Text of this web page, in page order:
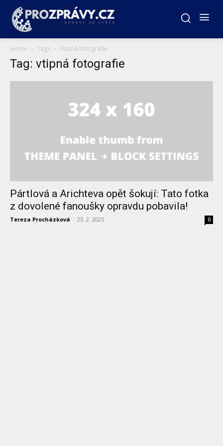
Home Tags Vtipná fotografie
Tag: vtipná fotografie
Pártlová a Arichteva opět šokují: Tato fotka
z dovolené fanoušky opravdu pobavila!
Tereza Procházková - 23. 2. 2025 0